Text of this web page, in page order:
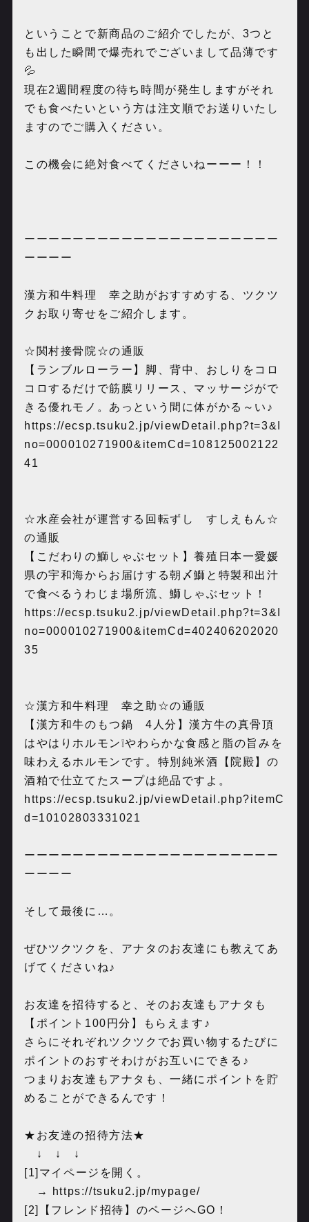
ということで新商品のご紹介でしたが、3つと
も出した瞬間で爆売れでございまして品薄です
💦
現在2週間程度の待ち時間が発生しますがそれ
でも食べたいという方は注文順でお送りいたし
ますのでご購入ください。
この機会に絶対食べてくださいねーーー！！
ーーーーーーーーーーーーーーーーーーーーー
ーーーー
漢方和牛料理 幸之助がおすすめする、ツクツ
クお取り寄せをご紹介します。
☆関村接骨院☆の通販
【ランブルローラー】脚、背中、おしりをコロ
コロするだけで筋膜リリース、マッサージがで
きる優れモノ。あっという間に体がかる～い♪
https://ecsp.tsuku2.jp/viewDetail.php?t=3&I
no=000010271900&itemCd=108125002122
41
☆水産会社が運営する回転ずし すしえもん☆
の通販
【こだわりの鰤しゃぶセット】養殖日本一愛媛
県の宇和海からお届けする朝〆鰤と特製和出汁
で食べるうわじま場所流、鰤しゃぶセット！
https://ecsp.tsuku2.jp/viewDetail.php?t=3&I
no=000010271900&itemCd=402406202020
35
☆漢方和牛料理 幸之助☆の通販
【漢方和牛のもつ鍋 4人分】漢方牛の真骨頂
はやはりホルモン❕やわらかな食感と脂の旨みを
味わえるホルモンです。特別純米酒【院殿】の
酒粕で仕立てたスープは絶品ですよ。
https://ecsp.tsuku2.jp/viewDetail.php?itemC
d=10102803331021
ーーーーーーーーーーーーーーーーーーーーー
ーーーー
そして最後に…。
ぜひツクツクを、アナタのお友達にも教えてあ
げてくださいね♪
お友達を招待すると、そのお友達もアナタも
【ポイント100円分】もらえます♪
さらにそれぞれツクツクでお買い物するたびに
ポイントのおすそわけがお互いにできる♪
つまりお友達もアナタも、一緒にポイントを貯
めることができるんです！
★お友達の招待方法★
↓ ↓ ↓
[1]マイページを開く。
→ ‪
https://tsuku2.jp/mypage/
[2]【フレンド招待】のページへGO！